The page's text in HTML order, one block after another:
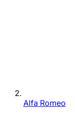
Alfa Romeo